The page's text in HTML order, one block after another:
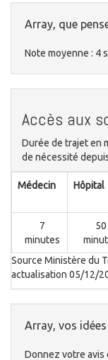
Array, que
Note moyenne : 4
Accès aux
Durée de trajet en
de nécessité
Médecin Hôpital
7
minutes
50
Source Ministère du
actualisation 05/12/
Array, vos
Donnez votre avis